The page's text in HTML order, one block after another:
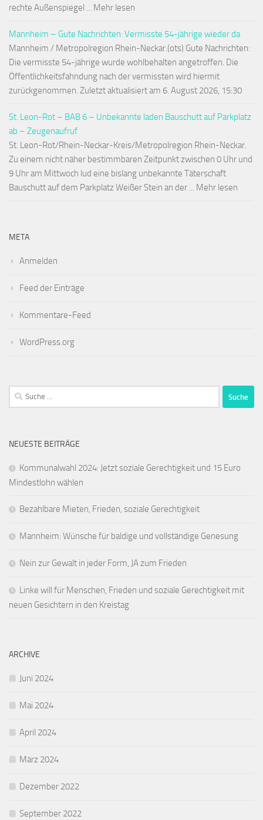
rechte Außenspiegel ... Mehr lesen
Mannheim – Gute Nachrichten: Vermisste 54-jährige wieder da
Mannheim / Metropolregion Rhein-Neckar.(ots) Gute Nachrichten:
Die vermisste 54-jährige wurde wohlbehalten angetroffen. Die
Öffentlichkeitsfahndung nach der vermissten wird hiermit
zurückgenommen. Zuletzt aktualisiert am 6. August 2026, 15:30
St. Leon-Rot – BAB 6 – Unbekannte laden Bauschutt auf Parkplatz
ab – Zeugenaufruf
St. Leon-Rot/Rhein-Neckar-Kreis/Metropolregion Rhein-Neckar.
Zu einem nicht näher bestimmbaren Zeitpunkt zwischen 0 Uhr und
9 Uhr am Mittwoch lud eine bislang unbekannte Täterschaft
Bauschutt auf dem Parkplatz Weißer Stein an der ... Mehr lesen
META
Anmelden
Feed der Einträge
Kommentare-Feed
WordPress.org
Suche
nach:
NEUESTE BEITRÄGE
Kommunalwahl 2024: Jetzt soziale Gerechtigkeit und 15 Euro
Mindestlohn wählen
Bezahlbare Mieten, Frieden, soziale Gerechtigkeit
Mannheim: Wünsche für baldige und vollständige Genesung
Nein zur Gewalt in jeder Form, JA zum Frieden
Linke will für Menschen, Frieden und soziale Gerechtigkeit mit
neuen Gesichtern in den Kreistag
ARCHIVE
Juni 2024
Mai 2024
April 2024
März 2024
Dezember 2022
September 2022